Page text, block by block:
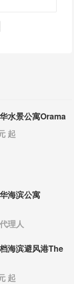
水景公寓Orama
起
海滨公寓
理人
海滨避风港The
起